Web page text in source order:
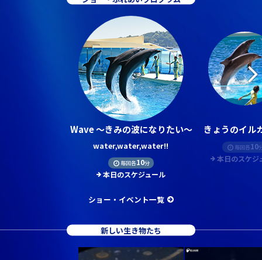
Wave ～きみの波になりたい～
water,water,water!!
毎回各10分
本日のスケジュール
きょうのイル
毎回各10
本日のスケジ
ショー・イベント一覧
新しい生き物たち